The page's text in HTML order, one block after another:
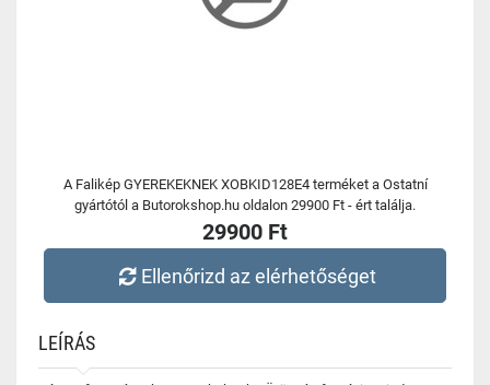
A Falikép GYEREKEKNEK XOBKID128E4 terméket a Ostatní
gyártótól a Butorokshop.hu oldalon 29900 Ft - ért találja.
29900 Ft
Ellenőrizd az elérhetőséget
LEÍRÁS